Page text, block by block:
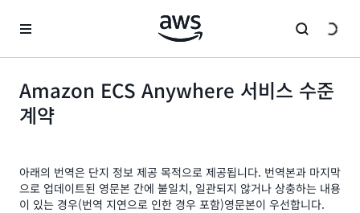
Amazon ECS Anywhere 서비스 수준
계약
아래의 번역은 단지 정보 제공 목적으로 제공됩니다. 번역본과 마지막
으로 업데이트된 영문본 간에 불일치, 일관되지 않거나 상충하는 내용
이 있는 경우(번역 지연으로 인한 경우 포함)영문본이 우선합니다.